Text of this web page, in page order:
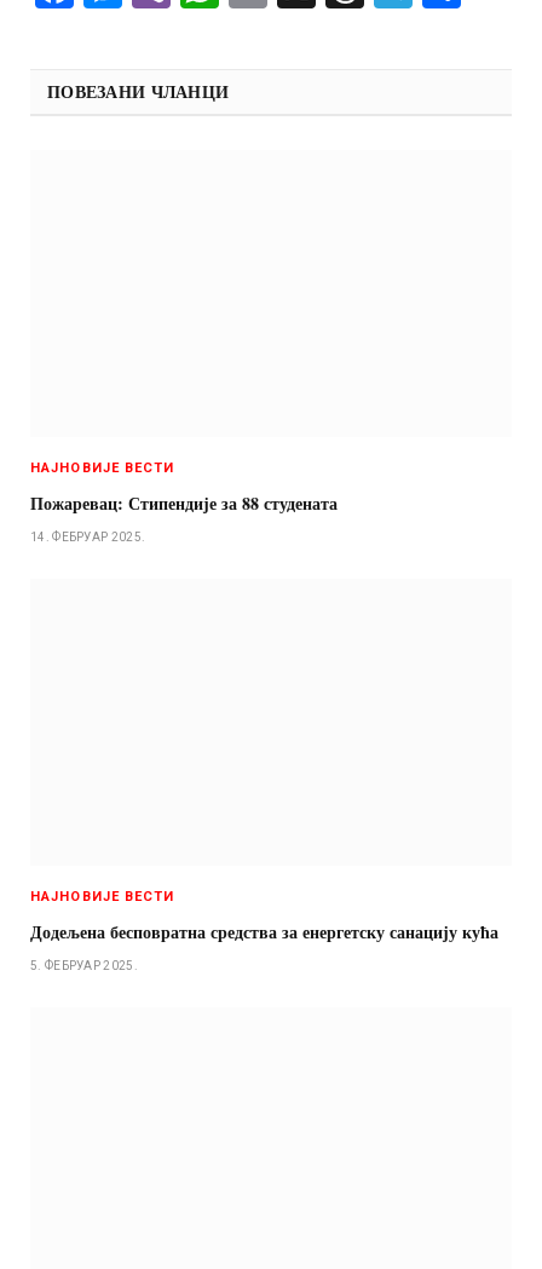
ПОВЕЗАНИ ЧЛАНЦИ
НАЈНОВИЈЕ ВЕСТИ
Пожаревац: Стипендије за 88 студената
14. ФЕБРУАР 2025.
НАЈНОВИЈЕ ВЕСТИ
Додељена бесповратна средства за енергетску санацију кућа
5. ФЕБРУАР 2025.